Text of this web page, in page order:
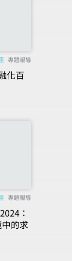
專題報導
化百
專題報導
：
的求